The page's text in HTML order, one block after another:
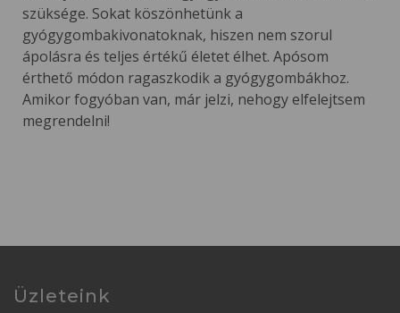
szüksége. Sokat köszönhetünk a
gyógygombakivonatoknak, hiszen nem szorul
ápolásra és teljes értékű életet élhet. Apósom
érthető módon ragaszkodik a gyógygombákhoz.
Amikor fogyóban van, már jelzi, nehogy elfelejtsem
megrendelni!
Üzleteink